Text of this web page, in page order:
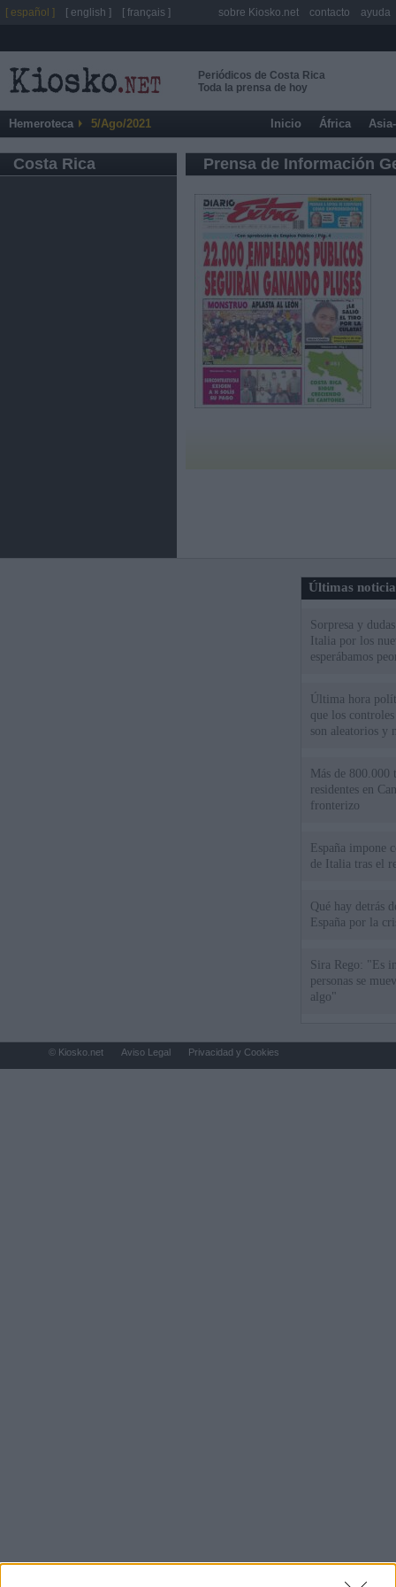
Periódicos de Costa Rica
Toda la prensa de hoy
Hemeroteca 5/Ago/2021 Inicio África
Costa Rica Prensa de Información
Últimas
Sorpresa y
Italia por los
esperábamos
Última hora
que los
son aleatorios y
Más de 800.000
residentes en
fronterizo
España impone
de Italia tras el
Qué hay detrás
España por la
Sira Rego: "Es
personas se
algo"
[ español ] [ english ] [ français ] sobre Kiosko.net contacto ayuda
© Kiosko.net Aviso Legal Privacidad y Cookies